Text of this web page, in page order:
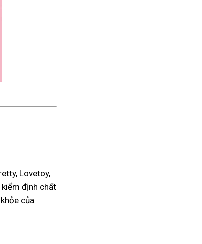
Lovetoy,
kiểm định chất
của